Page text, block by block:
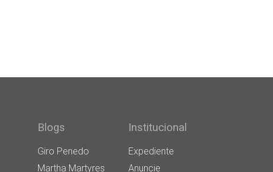
Blogs
Giro Penedo
Martha Martyres
Institucional
Expediente
Anuncie